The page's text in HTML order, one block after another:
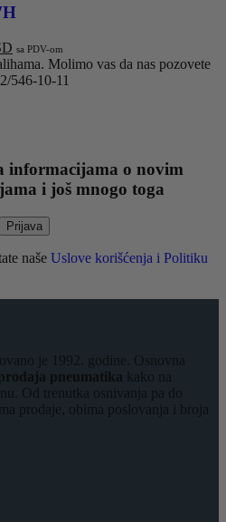
Trenutna
cena
je:
sa PDV-om
Molimo vas da nas pozovete
546-10-11
informacijama o novim
i još mnogo toga
Prijava
naše Uslove korišćenja i Politiku
je 1992. godine. Osnovna
pneumatika kako na
Od trenutka osnivanja pa do
prodaje, obima poslovanja i broja